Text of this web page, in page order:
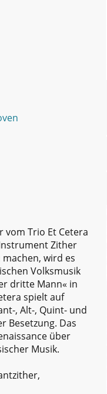
vom Trio Et Cetera
Zither
wird es
Volksmusik
dritte Mann« in
spielt auf
, Alt-, Quint- und
Besetzung. Das
über
Musik.